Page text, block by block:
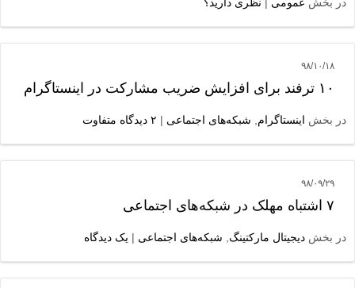
۹۸/۱۰/۱۸
۱۰ ترفند برای افزایش ضریب مشارکت در اینستاگرام
در بخش اینستاگرام شبکه‌های اجتماعی | ۲ دیدگاه متفاوت
۹۸/۰۹/۲۹
۷ اشتباه مهلک در شبکه‌های اجتماعی
در بخش دیجیتال مارکتینگ شبکه‌های اجتماعی | یک دیدگاه